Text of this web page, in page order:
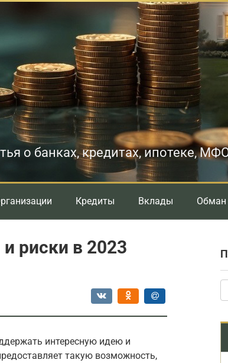
о банках, кредитах, ипотеке,
Кредиты Вклады Обман
риски в 2023
интересную идею и
такую возможность,